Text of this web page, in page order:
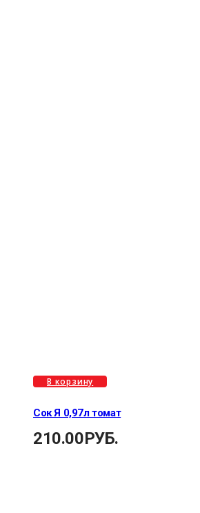
В корзину
Сок Я 0,97л томат
210.00РУБ.